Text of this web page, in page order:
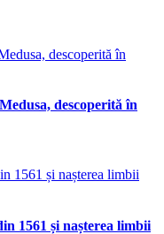
descoperită în
1561 și nașterea limbii